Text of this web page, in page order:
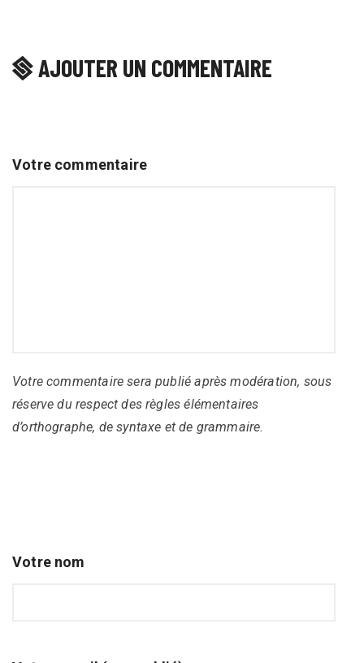
AJOUTER UN COMMENTAIRE
Votre commentaire
Votre commentaire sera publié après modération, sous
réserve du respect des règles élémentaires
d’orthographe, de syntaxe et de grammaire.
Votre nom